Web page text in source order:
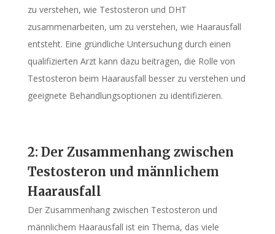
zu verstehen, wie Testosteron und DHT
zusammenarbeiten, um zu verstehen, wie Haarausfall
entsteht. Eine gründliche Untersuchung durch einen
qualifizierten Arzt kann dazu beitragen, die Rolle von
Testosteron beim Haarausfall besser zu verstehen und
geeignete Behandlungsoptionen zu identifizieren.
2: Der Zusammenhang zwischen
Testosteron und männlichem
Haarausfall
Der Zusammenhang zwischen Testosteron und
männlichem Haarausfall ist ein Thema, das viele